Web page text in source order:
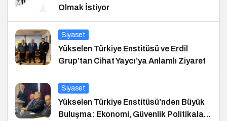
Olmak İstiyor
Siyaset
Yükselen Türkiye Enstitüsü ve Erdil
Grup’tan Cihat Yaycı’ya Anlamlı Ziyaret
Siyaset
Yükselen Türkiye Enstitüsü’nden Büyük
Buluşma: Ekonomi, Güvenlik Politikaları